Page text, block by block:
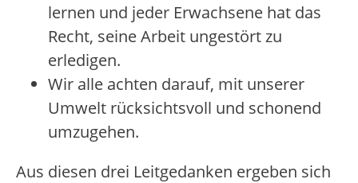
lernen und jeder Erwachsene hat das
Recht, seine Arbeit ungestört zu
erledigen.
Wir alle achten darauf, mit unserer
Umwelt rücksichtsvoll und schonend
umzugehen.
Aus diesen drei Leitgedanken ergeben sich